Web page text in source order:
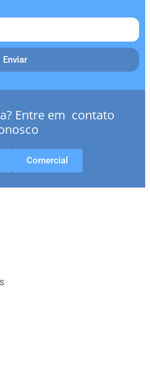
Enviar
Entre em contato
Comercial